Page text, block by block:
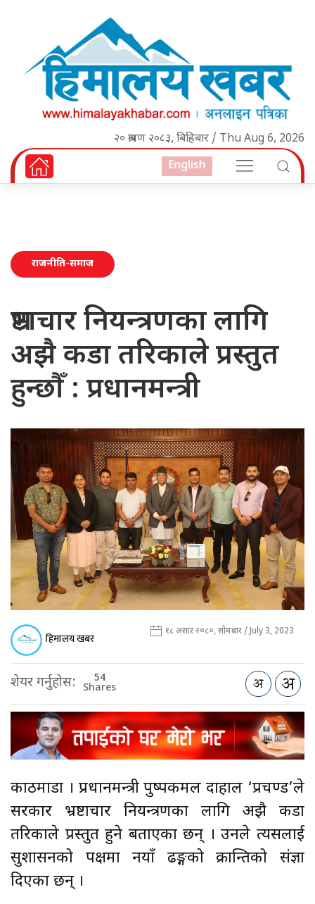
२० श्रावण २०८३, बिहिबार / Thu Aug 6, 2026
English
राजनीति-समाज
भ्रष्टाचार नियन्त्रणका लागि
अझै कडा तरिकाले प्रस्तुत
हुन्छौँ : प्रधानमन्त्री
हिमालय खबर १८ असार २०८०, सोमबार / July 3, 2023
शेयर गर्नुहोस: 54
Shares
काठमाडौँ । प्रधानमन्त्री पुष्पकमल दाहाल ‘प्रचण्ड’ले
सरकार भ्रष्टाचार नियन्त्रणका लागि अझै कडा
तरिकाले प्रस्तुत हुने बताएका छन् । उनले त्यसलाई
सुशासनको पक्षमा नयाँ ढङ्गको क्रान्तिको संज्ञा
दिएका छन् ।